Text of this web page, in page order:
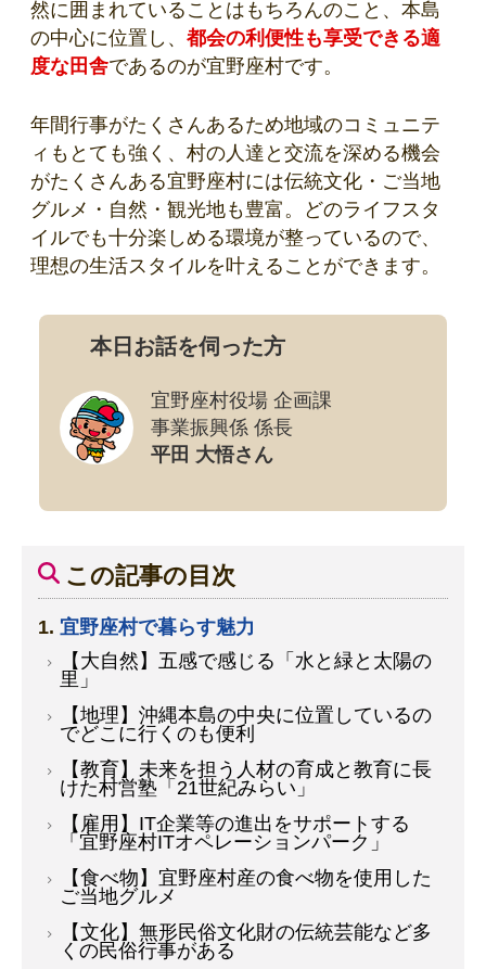
然に囲まれていることはもちろんのこと、本島
の中心に位置し、 都会の利便性も享受できる適
度な田舎であるのが宜野座村です。
年間行事がたくさんあるため地域のコミュニテ
ィもとても強く、村の人達と交流を深める機会
がたくさんある宜野座村には伝統文化・ご当地
グルメ・自然・観光地も豊富。どのライフスタ
イルでも十分楽しめる環境が整っているので、
理想の生活スタイルを叶えることができます。
本日お話を伺った方
宜野座村役場 企画課
事業振興係 係長
平田 大悟さん
この記事の目次
宜野座村で暮らす魅力
【大自然】五感で感じる「水と緑と太陽の
里」
【地理】沖縄本島の中央に位置しているの
でどこに行くのも便利
【教育】未来を担う人材の育成と教育に長
けた村営塾「21世紀みらい」
【雇用】IT企業等の進出をサポートする
「宜野座村ITオペレーションパーク」
【食べ物】宜野座村産の食べ物を使用した
ご当地グルメ
【文化】無形民俗文化財の伝統芸能など多
くの民俗行事がある